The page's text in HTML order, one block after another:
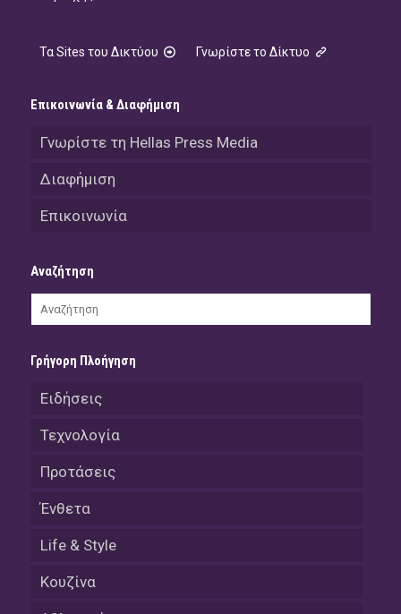
Τα Sites του Δικτύου Γνωρίστε το Δίκτυο
Επικοινωνία & Διαφήμιση
Γνωρίστε τη Hellas Press Media
Διαφήμιση
Επικοινωνία
Αναζήτηση
Γρήγορη Πλοήγηση
Ειδήσεις
Τεχνολογία
Προτάσεις
Ένθετα
Life & Style
Κουζίνα